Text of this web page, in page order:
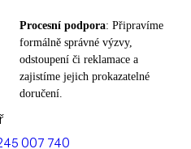
Procesní podpora: Připravíme
formálně správné výzvy,
odstoupení či reklamace a
zajistíme jejich prokazatelné
doručení.
007 740